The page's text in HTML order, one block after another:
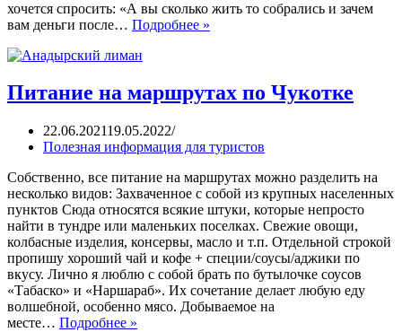
хочется спросить: «А вы сколько жить то собрались и зачем
вам деньги после… Подробнее »
Питание на маршрутах по Чукотке
22.06.202119.05.2022
Полезная информация для туристов
Собственно, все питание на маршрутах можно разделить на
несколько видов: Захваченное с собой из крупных населенных
пунктов Сюда относятся всякие штуки, которые непросто
найти в тундре или маленьких поселках. Свежие овощи,
колбасные изделия, консервы, масло и т.п. Отдельной строкой
пропишу хороший чай и кофе + специи/соусы/аджики по
вкусу. Лично я люблю с собой брать по бутылочке соусов
«Табаско» и «Наршараб». Их сочетание делает любую еду
волшебной, особенно мясо. Добываемое на
месте… Подробнее »